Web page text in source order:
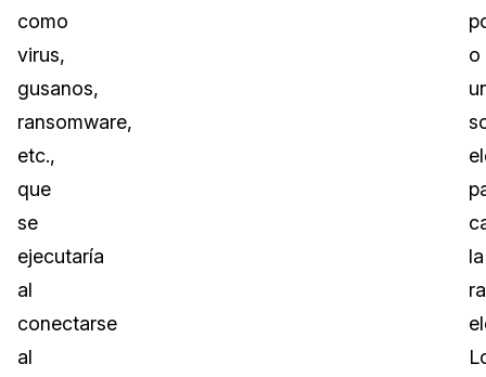
como
virus,
gusanos,
ransomware,
etc.,
que
se
ejecutaría
al
conectarse
al
o
la